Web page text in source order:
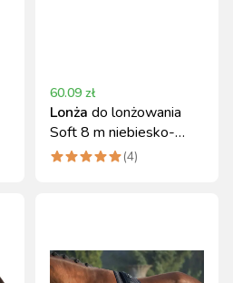
60.09 zł
Lonża do lonżowania
Soft 8 m niebiesko-
fioletowa Covalliero
(4)